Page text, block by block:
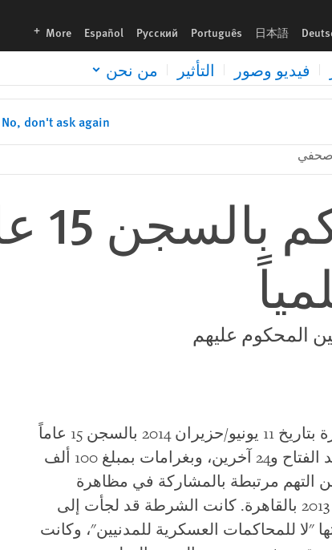
日本語
Português
Русский
Español
More
languages
فيديو وصور التأثير من نحن
No, don't ask again
صحفي
المحكوم عليهم
(بيروت،) – قضت محكمة في القاهرة بتاريخ 11 يونيو/حزيران 2014 بالسجن 15 عاماً
على الناشط المصري البارز علاء عبد الفتاح و24 آخرين، وبغرامات بمبلغ 100 ألف
من التهم مرتبطة بالمشاركة في مظاهرة
"لا للمحاكمات العسكرية للمدنيين"، وكانت